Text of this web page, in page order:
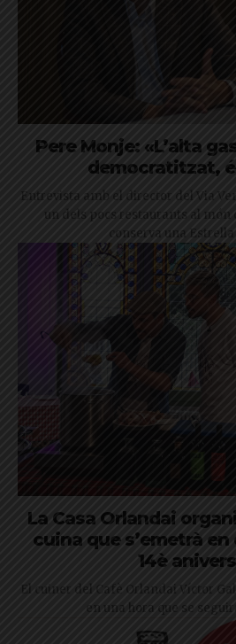
Pere Monje: «L’alta
democratitzat,
Entrevista amb el director del Via
un dels pocs restaurants al món
conserva una
La Casa Orlandai
cuina que s’emetrà
14è
El cuiner del Cafè Orlandai Víctor
en una hora que se